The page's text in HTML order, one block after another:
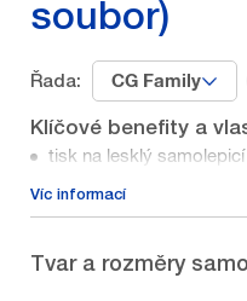
soubor)
Řada: CG Family
Klíčové benefity a
tisk na lesklý
Víc informací
Tvar a rozměry